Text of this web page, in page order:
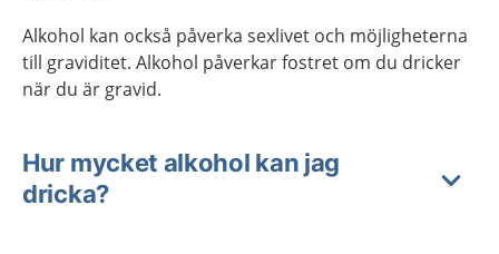
Alkohol kan också påverka sexlivet och möjligheterna
till graviditet. Alkohol påverkar fostret om du dricker
när du är gravid.
Hur mycket alkohol kan jag
dricka?